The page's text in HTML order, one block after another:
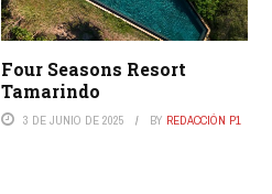
Four Seasons Resort
Tamarindo
3 DE JUNIO DE 2025 BY REDACCIÓN P1